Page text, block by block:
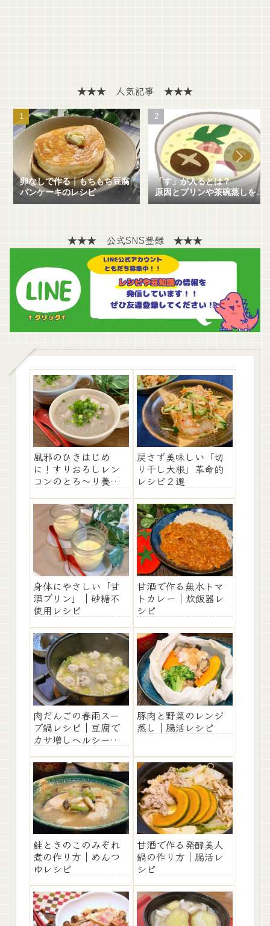
★★★ 人気記事 ★★★
卵なしで作る｜もちもち豆腐
パンケーキのレシピ
「す」が入るとは？
原因とプリンや茶碗蒸しを失
敗せずに作る方法を解説！
★★★ 公式SNS登録 ★★★
風邪のひきはじめ
に！すりおろしレン
コンのとろ～り養生
戻さず美味しい「切
り干し大根」革命的
レシピ２選
身体にやさしい「甘
酒プリン」｜砂糖不
使用レシピ
甘酒で作る無水トマ
トカレー｜炊飯器レ
シピ
肉だんごの春雨スー
プ鍋レシピ｜豆腐で
カサ増しヘルシー腸
豚肉と野菜のレンジ
蒸し｜腸活レシピ
鮭ときのこのみぞれ
煮の作り方｜めんつ
ゆレシピ
甘酒で作る発酵美人
鍋の作り方｜腸活レ
シピ